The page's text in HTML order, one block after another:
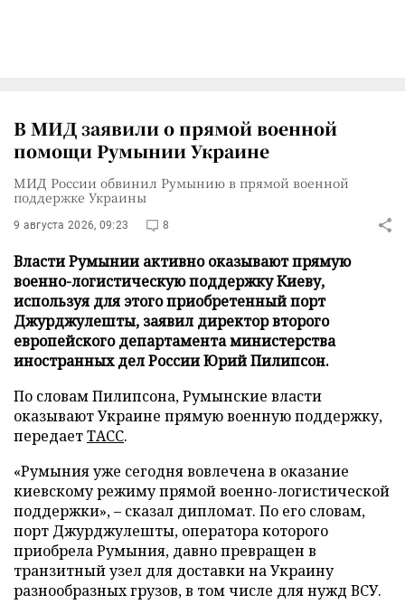
В МИД заявили о прямой военной
помощи Румынии Украине
МИД России обвинил Румынию в прямой военной
поддержке Украины
9 августа 2026, 09:23 8
Власти Румынии активно оказывают прямую
военно-логистическую поддержку Киеву,
используя для этого приобретенный порт
Джурджулешты, заявил директор второго
европейского департамента министерства
иностранных дел России Юрий Пилипсон.
По словам Пилипсона, Румынские власти
оказывают Украине прямую военную поддержку,
передаетТАСС.
«Румыния уже сегодня вовлечена в оказание
киевскому режиму прямой военно-логистической
поддержки», – сказал дипломат. По его словам,
порт Джурджулешты, оператора которого
приобрела Румыния, давно превращен в
транзитный узел для доставки на Украину
разнообразных грузов, в том числе для нужд ВСУ.